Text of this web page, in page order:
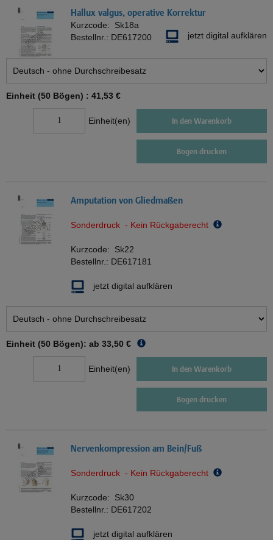
Hallux valgus, operative Korrektur
Kurzcode: Sk18a
Bestellnr.: DE617200 jetzt digital aufklären
Einheit (50 Bögen) : 41,53 €
Einheit(en) In den Warenkorb
Bogen drucken
Amputation von Gliedmaßen
Sonderdruck - Kein Rückgaberecht
Kurzcode: Sk22
Bestellnr.: DE617181
jetzt digital aufklären
Einheit (50 Bögen): ab 33,50 €
Einheit(en) In den Warenkorb
Bogen drucken
Nervenkompression am Bein/Fuß
Sonderdruck - Kein Rückgaberecht
Kurzcode: Sk30
Bestellnr.: DE617202
jetzt digital aufklären